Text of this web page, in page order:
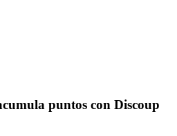
puntos con Discoup